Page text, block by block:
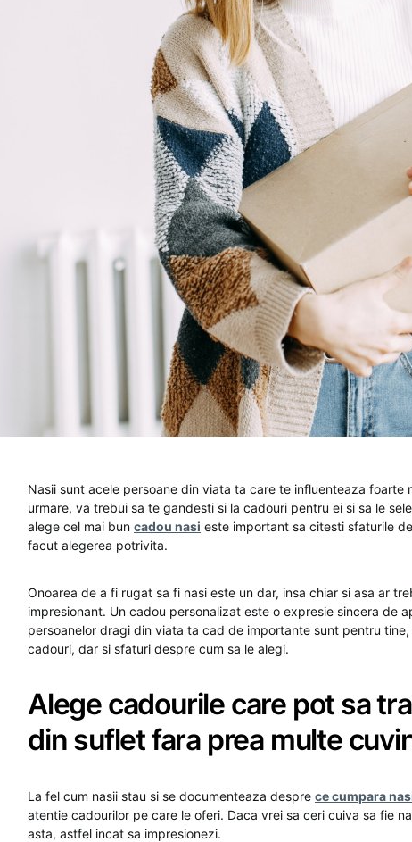
Nasii sunt acele persoane din viata ta care te influenteaza foarte
urmare, va trebui sa te gandesti si la cadouri pentru ei si sa le
alege cel mai bun cadou nasi este important sa citesti sfaturile
facut alegerea potrivita.
Onoarea de a fi rugat sa fi nasi este un dar, insa chiar si asa ar
impresionant. Un cadou personalizat este o expresie sincera de
persoanelor dragi din viata ta cad de importante sunt pentru
cadouri, dar si sfaturi despre cum sa le alegi.
Alege cadourile care pot sa
din suflet fara prea multe
La fel cum nasii stau si se documenteaza despre ce cumpara
atentie cadourilor pe care le oferi. Daca vrei sa ceri cuiva sa fie
asta, astfel incat sa impresionezi.